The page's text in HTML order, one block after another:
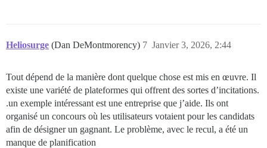
Heliosurge (Dan DeMontmorency) Janvier 3, 2026, 2:44
7
Tout dépend de la manière dont quelque chose est mis en œuvre. Il
existe une variété de plateformes qui offrent des sortes d’incitations.
.un exemple intéressant est une entreprise que j’aide. Ils ont
organisé un concours où les utilisateurs votaient pour les candidats
afin de désigner un gagnant. Le problème, avec le recul, a été un
manque de planification